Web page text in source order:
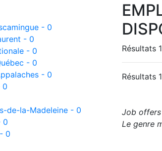
- 0
- 0
- 0
- 0
- 0
0
de-la-Madeleine - 0
0
0
Résultats
Résultats
Job
Le genre